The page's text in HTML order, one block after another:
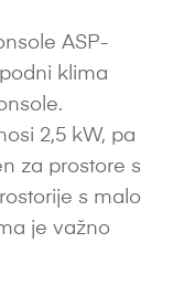
ASP-
klima
2,5 kW, pa
za prostore s
s malo
je važno